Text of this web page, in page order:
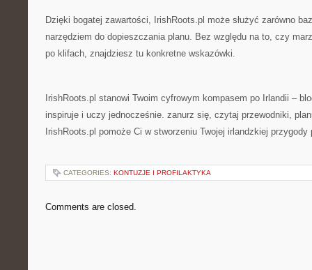
Dzięki bogatej zawartości, IrishRoots.pl może służyć zarówno
narzędziem do dopieszczania planu. Bez względu na to, czy
po klifach, znajdziesz tu konkretne wskazówki.
IrishRoots.pl stanowi Twoim cyfrowym kompasem po Irlandii –
inspiruje i uczy jednocześnie. zanurz się, czytaj przewodniki,
IrishRoots.pl pomoże Ci w stworzeniu Twojej irlandzkiej przygody
CATEGORIES: KONTUZJE I PROFILAKTYKA
Comments are closed.